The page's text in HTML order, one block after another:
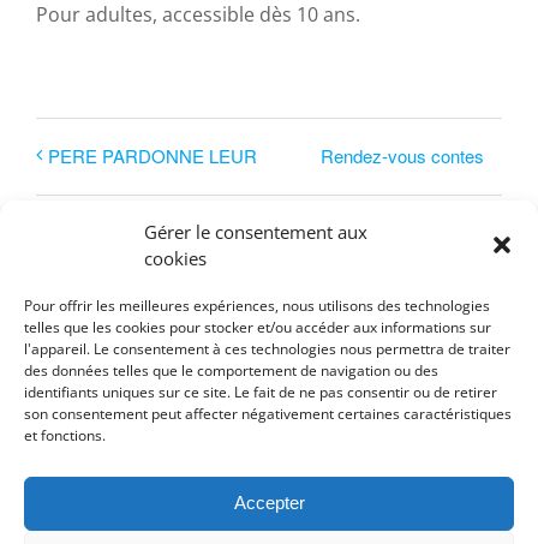
Gérer le consentement aux
cookies
Pour offrir les meilleures expériences, nous utilisons des technologies
telles que les cookies pour stocker et/ou accéder aux informations sur
l'appareil. Le consentement à ces technologies nous permettra de traiter
des données telles que le comportement de navigation ou des
identifiants uniques sur ce site. Le fait de ne pas consentir ou de retirer
son consentement peut affecter négativement certaines caractéristiques
et fonctions.
Accepter
Pour adultes, accessible dès 10 ans.
PERE PARDONNE LEUR Rendez-vous contes
Détails
Date :